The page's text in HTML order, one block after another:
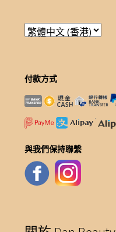
付款方式
與我們保持聯繫